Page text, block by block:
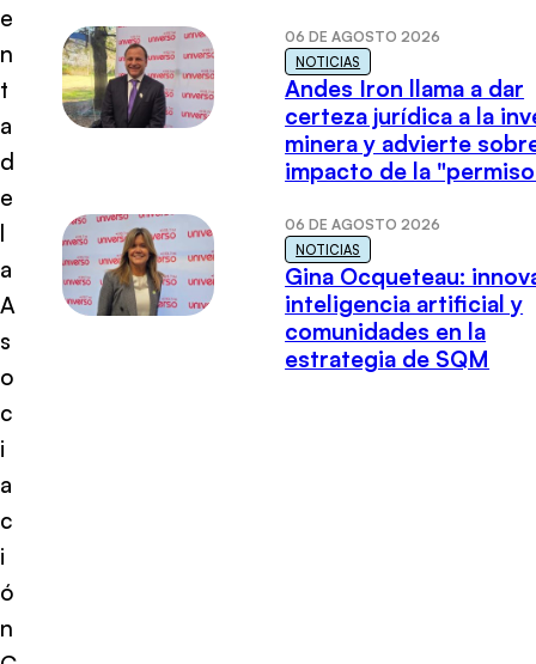
e
n
t
a
d
e
l
a
A
s
o
c
i
a
c
i
ó
n
06 DE AGOSTO 2026
NOTICIAS
Andes Iron llama a dar
certeza jurídica a la
minera y advierte
impacto de la
06 DE AGOSTO 2026
NOTICIAS
Gina Ocqueteau:
inteligencia artificial y
comunidades en la
estrategia de SQM